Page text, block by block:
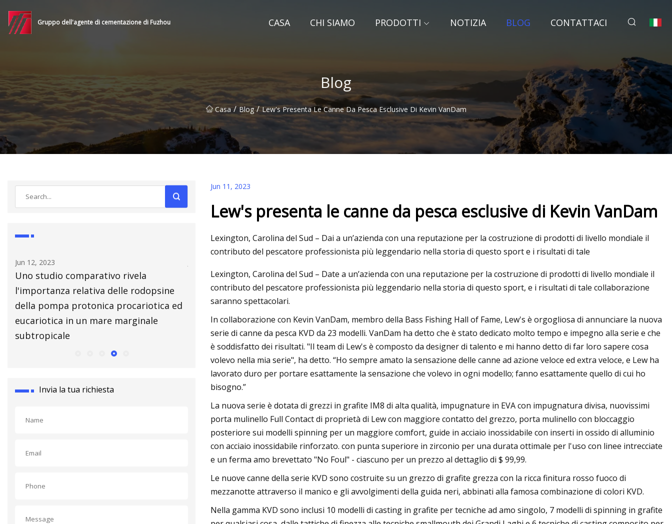
Gruppo dell'agente di cementazione di Fuzhou CASA CHI SIAMO PRODOTTI NOTIZIA BLOG CONTATTACI
Blog
Casa / Blog / Lew's Presenta Le Canne Da Pesca Esclusive Di Kevin VanDam
Jun 12, 2023
Uno studio comparativo rivela
l'importanza relativa delle rodopsine
della pompa protonica procariotica ed
eucariotica in un mare marginale
subtropicale
Affrontare 8 malintesi comuni sulla
saldatura dei metalli
10 cose da fare in Giordania: guida
completa al famoso Wadi Rum e oltre
Invia la tua richiesta
Jun 11, 2023
Lew's presenta le canne da pesca esclusive di Kevin VanDam
Lexington, Carolina del Sud – Dai a un’azienda con una reputazione per la costruzione di prodotti di livello mondiale il
contributo del pescatore professionista più leggendario nella storia di questo sport e i risultati di tale
Lexington, Carolina del Sud – Date a un’azienda con una reputazione per la costruzione di prodotti di livello mondiale il
contributo del pescatore professionista più leggendario nella storia di questo sport, e i risultati di tale collaborazione
saranno spettacolari.
In collaborazione con Kevin VanDam, membro della Bass Fishing Hall of Fame, Lew's è orgogliosa di annunciare la nuova
serie di canne da pesca KVD da 23 modelli. VanDam ha detto che è stato dedicato molto tempo e impegno alla serie e che
è soddisfatto dei risultati. "Il team di Lew's è composto da designer di talento e mi hanno detto di far loro sapere cosa
volevo nella mia serie", ha detto. “Ho sempre amato la sensazione delle canne ad azione veloce ed extra veloce, e Lew ha
lavorato duro per portare esattamente la sensazione che volevo in ogni modello; fanno esattamente quello di cui ho
bisogno.”
La nuova serie è dotata di grezzi in grafite IM8 di alta qualità, impugnature in EVA con impugnatura divisa, nuovissimi
porta mulinello Full Contact di proprietà di Lew con maggiore contatto del grezzo, porta mulinello con bloccaggio
posteriore sui modelli spinning per un maggiore comfort, guide in acciaio inossidabile con inserti in ossido di alluminio
con acciaio inossidabile rinforzato. con punta superiore in zirconio per una durata ottimale per l'uso con linee intrecciate
e un ferma amo brevettato "No Foul" - ciascuno per un prezzo al dettaglio di $ 99,99.
Le nuove canne della serie KVD sono costruite su un grezzo di grafite grezza con la ricca finitura rosso fuoco di
mezzanotte attraverso il manico e gli avvolgimenti della guida neri, abbinati alla famosa combinazione di colori KVD.
Nella gamma KVD sono inclusi 10 modelli di casting in grafite per tecniche ad amo singolo, 7 modelli di spinning in grafite